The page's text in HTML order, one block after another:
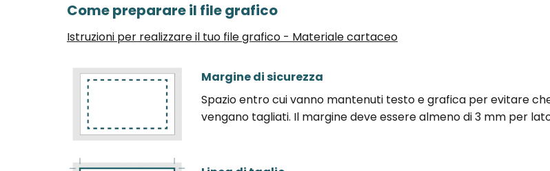
Come preparare il file grafico
Istruzioni per realizzare il tuo file grafico - Materiale cartaceo
Margine di sicurezza
Spazio entro cui vanno mantenuti testo e grafica per evitare
vengano tagliati. Il margine deve essere almeno di 3 mm per